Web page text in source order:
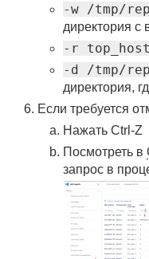
-w /tmp/
директория с
-r
-d /tmp/
директория,
Если требуется
Нажать Ctrl-Z
Посмотреть в
запрос в